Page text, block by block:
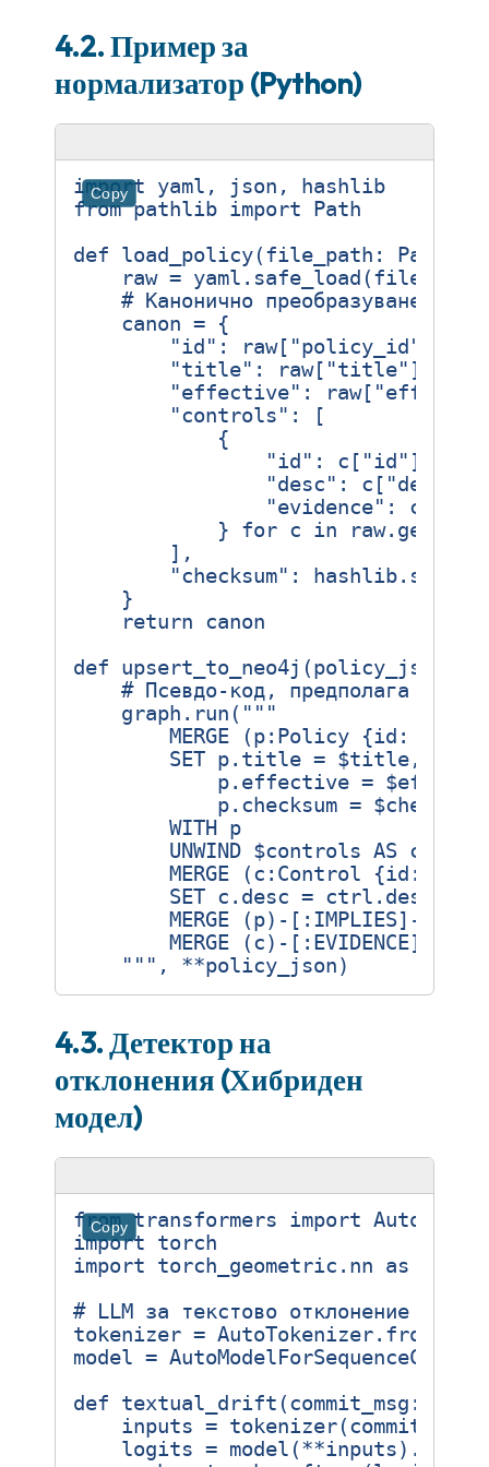
4.2. Пример за
нормализатор (Python)
Copy
import yaml , json ,
hashlib
from pathlib import
Path
def
load_policy(file_path : Path
raw = yaml . safe_load (file_path
# Канонично преобразуване
canon =
{
"id" : raw[ "policy_id"
"title" : raw[ "title" ],
"effective" : raw[
"controls" :
[
{
"id" : c [ "id" ],
"desc" : c [
"evidence" : c
}
for c in raw. get
],
"checksum" : hashlib. sha256
}
return
canon
def
upsert_to_neo4j (policy_json
# Псевдо‑код, предполага
graph . run (
    """
, **policy_json)
4.3. Детектор на
отклонения (Хибриден
модел)
Copy
from transformers import
import
torch
import
torch_geometric.nn as
# LLM за текстово отклонение
tokenizer = AutoTokenizer.
model =
def
textual_drift (commit_msg :
inputs = tokenizer(commit_msg
logits = model (**inputs) .